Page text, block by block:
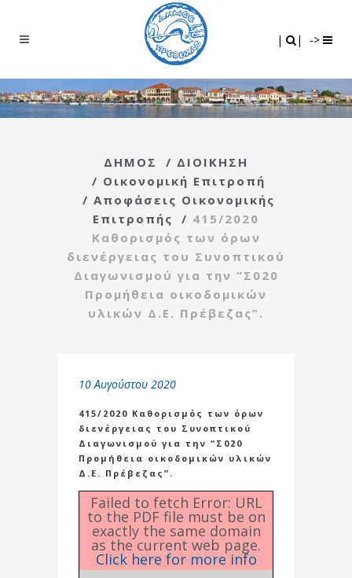
| | ->
ΔΗΜΟΣ / ΔΙΟΙΚΗΣΗ
/ Οικονομική Επιτροπή
/ Αποφάσεις Οικονομικής
Επιτροπής
/ 415/2020
Καθορισμός των όρων
διενέργειας του Συνοπτικού
Διαγωνισμού για την “Σ020
Προμήθεια οικοδομικών
υλικών Δ.Ε. Πρέβεζας”.
10 Αυγούστου 2020
415/2020 Καθορισμός των όρων
διενέργειας του Συνοπτικού
Διαγωνισμού για την “Σ020
Προμήθεια οικοδομικών υλικών
Δ.Ε. Πρέβεζας”.
Failed to fetch Error: URL
to the PDF file must be on
exactly the same domain
as the current web page.
Click here for more info